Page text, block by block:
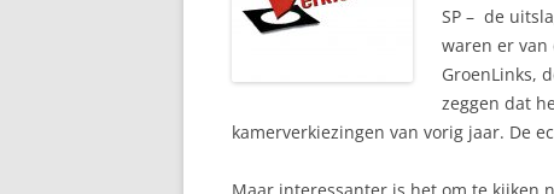
SP – de
waren er
GroenLinks,
zeggen dat
kamerverkiezingen van vorig jaar. De